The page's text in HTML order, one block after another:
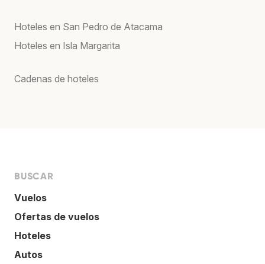
Hoteles en San Pedro de Atacama
Hoteles en Isla Margarita
Cadenas de hoteles
BUSCAR
Vuelos
Ofertas de vuelos
Hoteles
Autos